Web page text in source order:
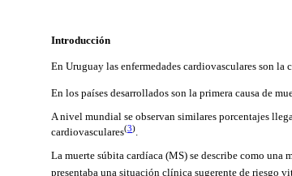
Introducción
En Uruguay las enfermedades cardiovasculares son la
En los países desarrollados son la primera causa de
A nivel mundial se observan similares porcentajes
cardiovasculares(3).
La muerte súbita cardíaca (MS) se describe como una
presentaba una situación clínica sugerente de riesgo